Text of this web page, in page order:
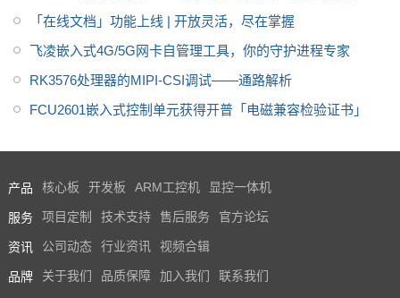
「在线文档」功能上线 | 开放灵活，尽在掌握
飞凌嵌入式4G/5G网卡自管理工具，你的守护进程专家
RK3576处理器的MIPI-CSI调试——通路解析
FCU2601嵌入式控制单元获得开普「电磁兼容检验证书」
产品 核心板 开发板 ARM工控机 显控一体机
服务 项目定制 技术支持 售后服务 官方论坛
资讯 公司动态 行业资讯 视频合辑
品牌 关于我们 品质保障 加入我们 联系我们